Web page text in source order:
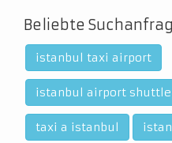
Beliebte
istanbul taxi airport
istanbul airport shuttle
taxi a istanbul